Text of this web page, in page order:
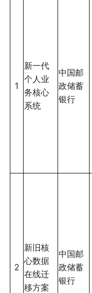
1
新一代
个人业
务核心
系统
中国邮
政储蓄
银行
2
新旧核
心数据
在线迁
移方案
中国邮
政储蓄
银行